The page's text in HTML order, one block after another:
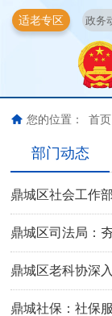
适老专区
您的位置： 首页
部门动态
鼎城区社会工作
同德”展现文明风
鼎城区司法局：
鼎城区老科协深
鼎城社保：社保